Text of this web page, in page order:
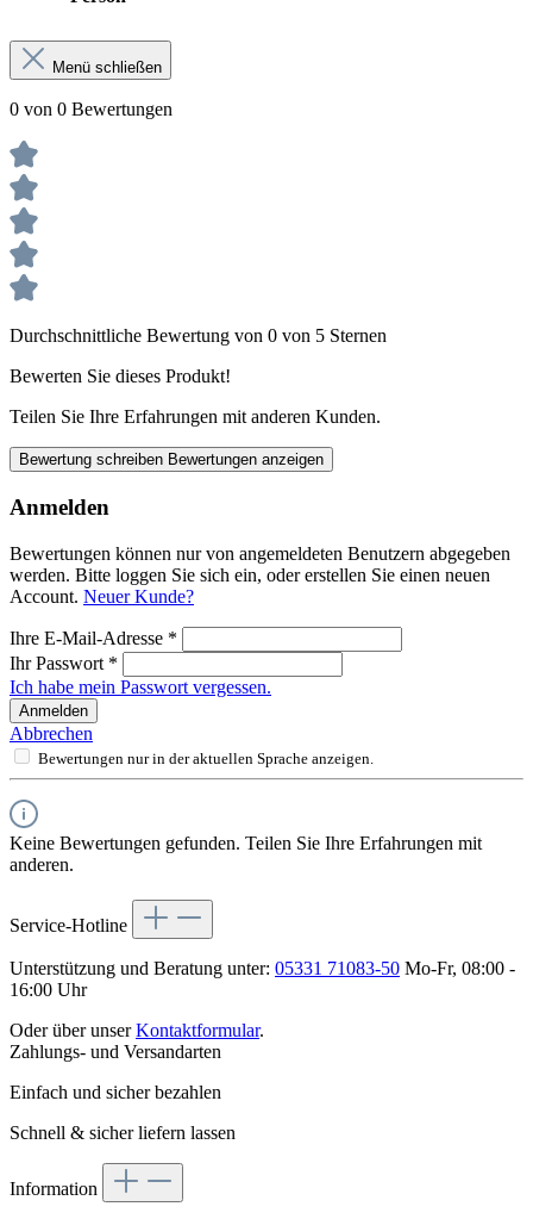
Menü schließen
0 von 0 Bewertungen
Durchschnittliche Bewertung von 0 von 5 Sternen
Bewerten Sie dieses Produkt!
Teilen Sie Ihre Erfahrungen mit anderen Kunden.
Bewertung schreiben Bewertungen anzeigen
Anmelden
Bewertungen können nur von angemeldeten Benutzern abgegeben
werden. Bitte loggen Sie sich ein, oder erstellen Sie einen neuen
Account. Neuer Kunde?
Ihre E-Mail-Adresse *
Ihr Passwort *
Ich habe mein Passwort vergessen.
Anmelden
Abbrechen
Bewertungen nur in der aktuellen Sprache anzeigen.
Keine Bewertungen gefunden. Teilen Sie Ihre Erfahrungen mit
anderen.
Service-Hotline
Unterstützung und Beratung unter: 05331 71083-50 Mo-Fr, 08:00 -
16:00 Uhr
Oder über unserKontaktformular.
Zahlungs- und Versandarten
Einfach und sicher bezahlen
Schnell & sicher liefern lassen
Information